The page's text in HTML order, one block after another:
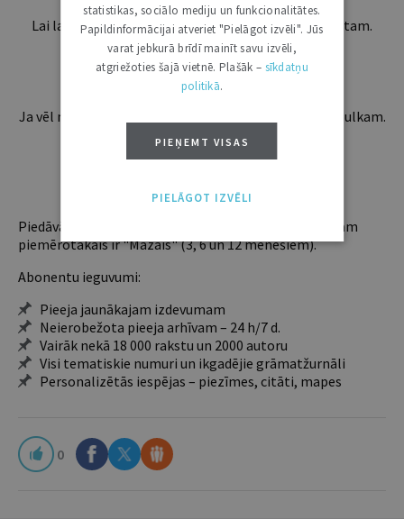
Lai lasītu šo rakstu tālāk, Tev jābūt žurnāla abonentam.
Esošos abonentus lūdzam autorizēties:
Ja vēl neesi abonents, aicinām pievienoties lasītāju pulkam.
Iegūsi tūlītēju piekļuvi digitālajam saturam!
Piedāvājam trīs abonementu veidus. Vienam lietotājam
piemērotākais ir "Mazais" (3, 6 un 12 mēnešiem).
Abonentu ieguvumi:
Pieeja jaunākajam izdevumam
Neierobežota pieeja arhīvam – 24 h/7 d.
Vairāk nekā 18 000 rakstu un 2000 autoru
Visi tematiskie numuri un ikgadējie grāmatžurnāli
Personalizētās iespējas – piezīmes, citāti, mapes
0
statistikas, sociālo mediju un funkcionalitātes.
Papildinformācijai atveriet "Pielāgot izvēli". Jūs
varat jebkurā brīdī mainīt savu izvēli,
atgriežoties šajā vietnē. Plašāk – sīkdatņu
politikā.
PIEŅEMT VISAS
PIELĀGOT IZVĒLI